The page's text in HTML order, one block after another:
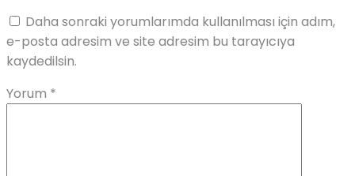
Daha sonraki yorumlarımda kullanılması için adım,
e-posta adresim ve site adresim bu tarayıcıya
kaydedilsin.
Yorum *